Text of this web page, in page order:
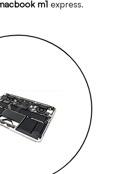
m1 express.